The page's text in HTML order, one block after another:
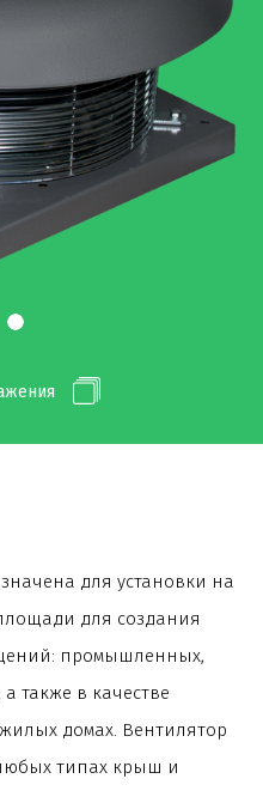
для установки на
для создания
промышленных,
также в качестве
домах. Вентилятор
типах крыш и